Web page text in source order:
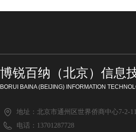
博锐百纳（北京）信息
BORUI BAINA (BEIJING) INFORMATION
地址： 北京市通州区世界侨商中心7-2-
电话： 13701287728